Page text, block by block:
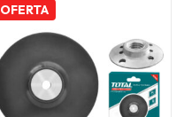
OFERTA